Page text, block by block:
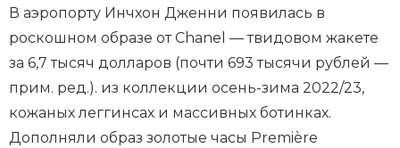
В аэропорту Инчхон Дженни появилась в
роскошном образе от Chanel — твидовом жакете
за 6,7 тысяч долларов (почти 693 тысячи рублей —
прим. ред.). из коллекции осень-зима 2022/23,
кожаных леггинсах и массивных ботинках.
Дополняли образ золотые часы Première